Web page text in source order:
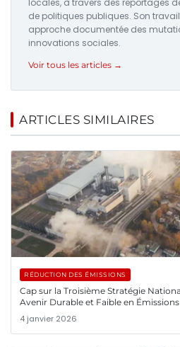
de politiques publiques. Son
approche documentée des
innovations sociales.
Voir tous les articles →
ARTICLES SIMILAIRES
RÉDUCTION DES ÉMISSIONS
Cap sur la Troisième Stratégie
Avenir Durable et Faible en Émissions
4 janvier 2026